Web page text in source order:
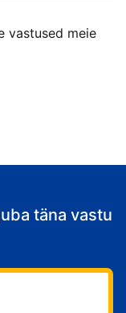
vastused meie
täna vastu